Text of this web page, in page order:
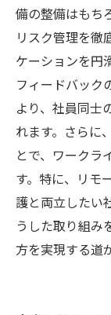
備の整備はもち
リスク管理を徹
ケーションを円
フィードバック
より、社員同士
れます。さらに
とで、ワークラ
す。特に、リモ
護と両立したい
うした取り組み
方を実現する道